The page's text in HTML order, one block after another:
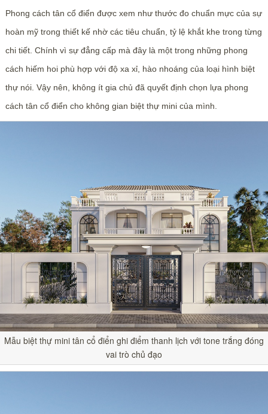
Phong cách tân cổ điển được xem như thước đo chuẩn mực của sự
hoàn mỹ trong thiết kế nhờ các tiêu chuẩn, tỷ lệ khắt khe trong từng
chi tiết. Chính vì sự đẳng cấp mà đây là một trong những phong
cách hiếm hoi phù hợp với độ xa xỉ, hào nhoáng của loại hình biệt
thự nói. Vậy nên, không ít gia chủ đã quyết định chọn lựa phong
cách tân cổ điển cho không gian biệt thự mini của mình.
Mẫu biệt thự mini tân cổ điển ghi điểm thanh lịch với tone trắng đóng
vai trò chủ đạo